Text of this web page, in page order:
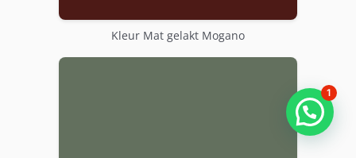
Kleur Mat gelakt Mogano
1